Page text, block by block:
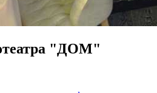
"ДОМ"